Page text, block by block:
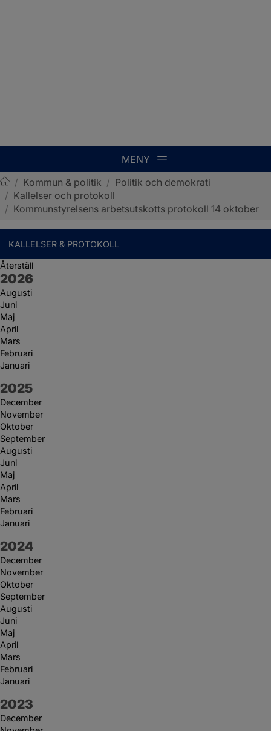
MENY
Sotenäs kommun
/ Kommun & politik / Politik och demokrati
/ Kallelser och protokoll
/ Kommunstyrelsens arbetsutskotts protokoll 14 oktober
KALLELSER & PROTOKOLL
Återställ
År:
2026
Augusti
Juni
Maj
April
Mars
Februari
Januari
År:
2025
December
November
Oktober
September
Augusti
Juni
Maj
April
Mars
Februari
Januari
År:
2024
December
November
Oktober
September
Augusti
Juni
Maj
April
Mars
Februari
Januari
År:
2023
December